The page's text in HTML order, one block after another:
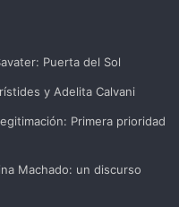
Puerta del Sol
y Adelita Calvani
Primera prioridad
Machado: un discurso